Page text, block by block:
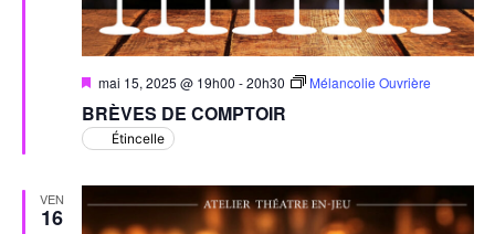
BRÈVES DE COMPTOIR
Mis
avant
mai 15, 2025 @ 19h00 -20h30 Mélancolie Ouvrière
Étincelle
VEN
16